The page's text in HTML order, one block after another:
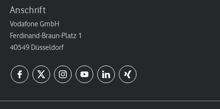
Anschrift
Vodafone GmbH
Ferdinand-Braun-Platz 1
40549 Düsseldorf